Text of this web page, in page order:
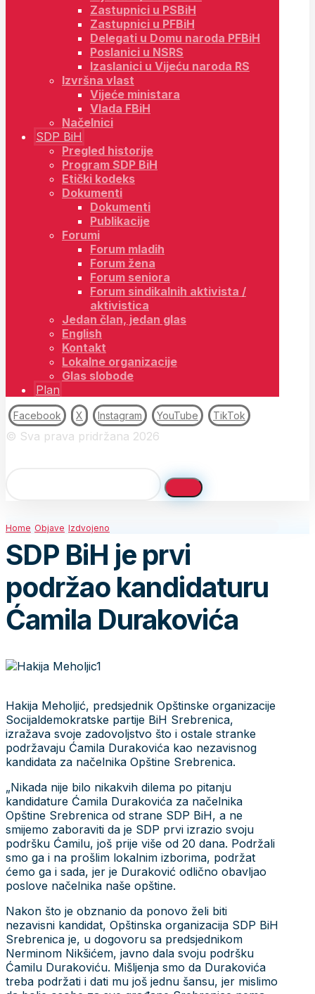
Zastupnici u PSBiH
Zastupnici u PFBiH
Delegati u Domu naroda PFBiH
Poslanici u NSRS
Izaslanici u Vijeću naroda RS
Izvršna vlast
Vijeće ministara
Vlada FBiH
Načelnici
SDP BiH
Pregled historije
Program SDP BiH
Etički kodeks
Dokumenti
Dokumenti
Publikacije
Forumi
Forum mladih
Forum žena
Forum seniora
Forum sindikalnih aktivista /
aktivistica
Jedan član, jedan glas
English
Kontakt
Lokalne organizacije
Glas slobode
Plan
Facebook X Instagram YouTube TikTok
© Sva prava pridržana 2026
Home Objave Izdvojeno
SDP BiH je prvi
podržao kandidaturu
Ćamila Durakovića
Hakija Meholjić, predsjednik Opštinske organizacije
Socijaldemokratske partije BiH Srebrenica,
izražava svoje zadovoljstvo što i ostale stranke
podržavaju Ćamila Durakovića kao nezavisnog
kandidata za načelnika Opštine Srebrenica.
„Nikada nije bilo nikakvih dilema po pitanju
kandidature Ćamila Durakovića za načelnika
Opštine Srebrenica od strane SDP BiH, a ne
smijemo zaboraviti da je SDP prvi izrazio svoju
podršku Ćamilu, još prije više od 20 dana. Podržali
smo ga i na prošlim lokalnim izborima, podržat
ćemo ga i sada, jer je Duraković odlično obavljao
poslove načelnika naše opštine.
Nakon što je obznanio da ponovo želi biti
nezavisni kandidat, Opštinska organizacija SDP BiH
Srebrenica je, u dogovoru sa predsjednikom
Nerminom Nikšićem, javno dala svoju podršku
Ćamilu Durakoviću. Mišljenja smo da Durakovića
treba podržati i dati mu još jednu šansu, jer mislimo